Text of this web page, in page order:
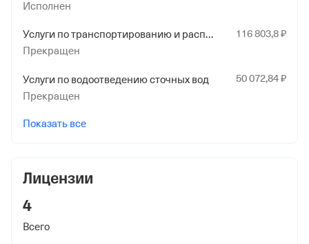
Исполнен
Услуги по транспортированию и распределению воды по водопроводам 116803,8₽
Прекращен
Услуги по водоотведению сточных вод 50072,84₽
Прекращен
Показать все
Лицензии
4
Всего